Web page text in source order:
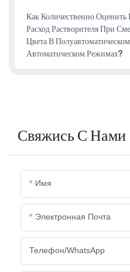
Как Количественно
Расход Растворителя При
Цвета В
Автоматическом Режимах?
Свяжись С Нами
Имя
Электронная Почта
Телефон/WhatsApp